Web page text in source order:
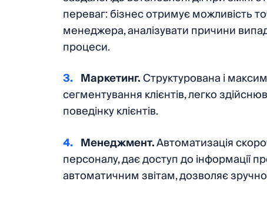
переваг: бізнес отримує можливість
менеджера, аналізувати причини
процеси.
Маркетинг.Структурована і
сегментування клієнтів, легко
поведінку клієнтів.
Менеджмент.Автоматизація
персоналу, дає доступ до інформації
автоматичним звітам, дозволяє